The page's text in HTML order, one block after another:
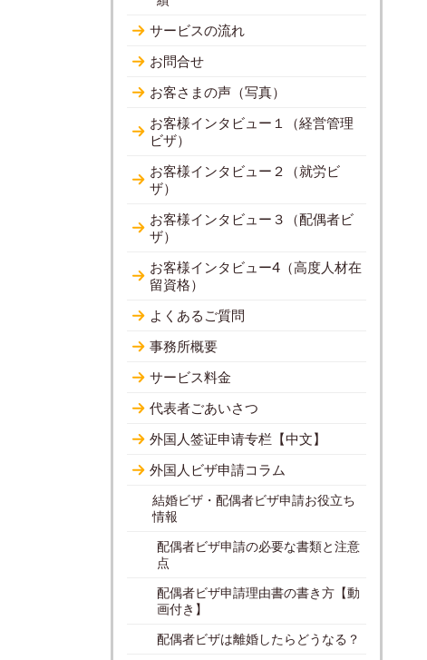
サービスの流れ
お問合せ
お客さまの声（写真）
お客様インタビュー１（経営管理
ビザ）
お客様インタビュー２（就労ビ
ザ）
お客様インタビュー３（配偶者ビ
ザ）
お客様インタビュー4（高度人材在
留資格）
よくあるご質問
事務所概要
サービス料金
代表者ごあいさつ
外国人签证申请专栏【中文】
外国人ビザ申請コラム
結婚ビザ・配偶者ビザ申請お役立ち
情報
配偶者ビザ申請の必要な書類と注意
点
配偶者ビザ申請理由書の書き方【動
画付き】
配偶者ビザは離婚したらどうなる？